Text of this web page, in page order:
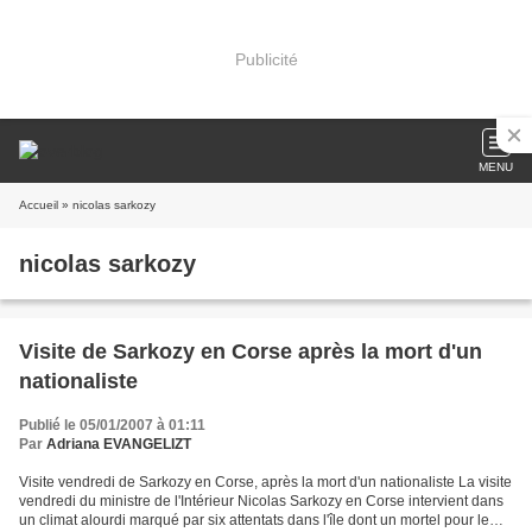
Publicité
MENU
Accueil » nicolas sarkozy
nicolas sarkozy
Visite de Sarkozy en Corse après la mort d'un
nationaliste
Publié le 05/01/2007 à 01:11
Par Adriana EVANGELIZT
Visite vendredi de Sarkozy en Corse, après la mort d'un nationaliste La visite
vendredi du ministre de l'Intérieur Nicolas Sarkozy en Corse intervient dans
un climat alourdi marqué par six attentats dans l'île dont un mortel pour le